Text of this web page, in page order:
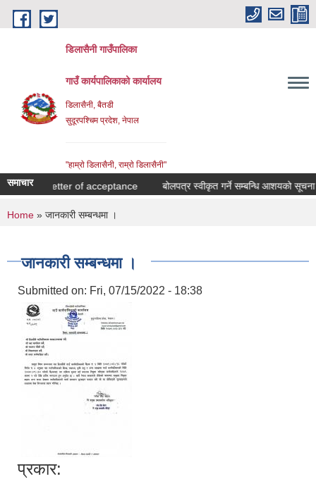
Skip to main content
डिलासैनी गाउँपालिका
गाउँ कार्यपालिकाको कार्यालय
डिलासैनी, बैतडी
सुदूरपश्चिम प्रदेश, नेपाल
"हाम्राे डिलासैनी, राम्राे डिलासैनी"
समाचारLetter of acceptance बोलपत्र स्वीकृत गर्ने सम्बन्धि आशयको सूचना !
You are here
Home » जानकारी सम्बन्धमा ।
जानकारी सम्बन्धमा ।
Submitted on: Fri, 07/15/2022 - 18:38
प्रकार: